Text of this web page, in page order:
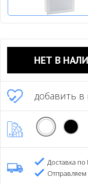
НЕТ В
добавить в
Доставка